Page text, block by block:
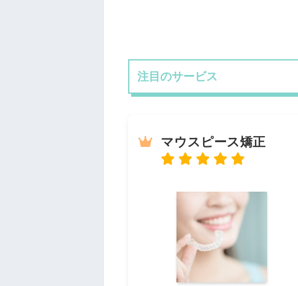
注目のサービス
マウスピース矯正